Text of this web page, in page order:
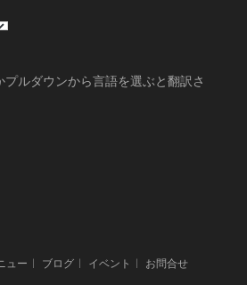
プルダウンから言語を選ぶと翻訳さ
ュー ブログ イベント お問合せ